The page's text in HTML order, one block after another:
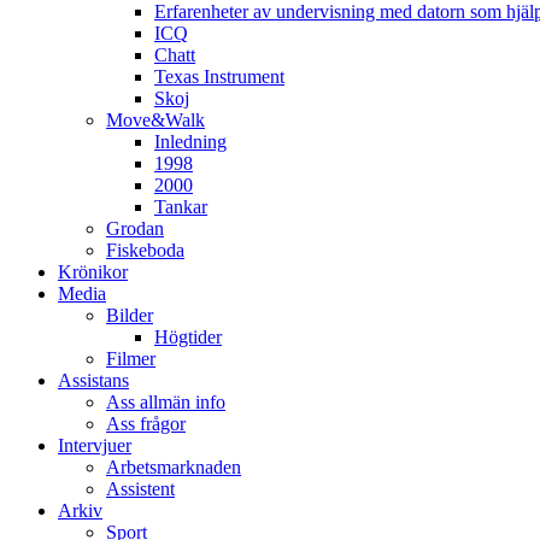
Erfarenheter av undervisning med datorn som
ICQ
Chatt
Texas Instrument
Skoj
Move&Walk
Inledning
1998
2000
Tankar
Grodan
Fiskeboda
Krönikor
Media
Bilder
Högtider
Filmer
Assistans
Ass allmän info
Ass frågor
Intervjuer
Arbetsmarknaden
Assistent
Arkiv
Sport